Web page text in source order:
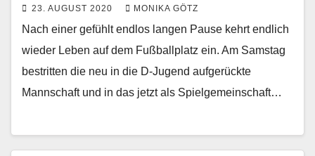
23. AUGUST 2020 MONIKA GÖTZ
Nach einer gefühlt endlos langen Pause kehrt endlich
wieder Leben auf dem Fußballplatz ein. Am Samstag
bestritten die neu in die D-Jugend aufgerückte
Mannschaft und in das jetzt als Spielgemeinschaft…